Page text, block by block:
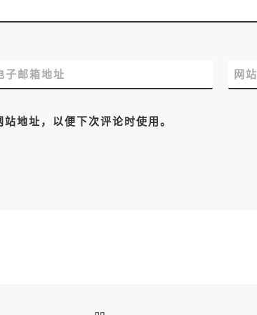
子邮箱地址 网
地址，以便下次评论时使用。